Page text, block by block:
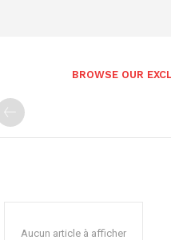
BROWSE OUR
Aucun article à afficher